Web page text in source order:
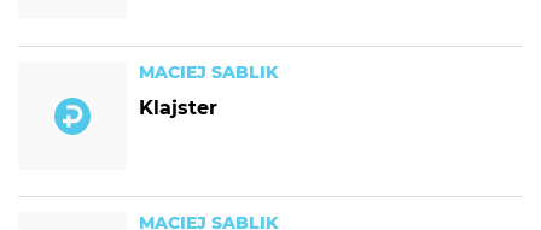
MACIEJ SABLIK
Klajster
MACIEJ SABLIK